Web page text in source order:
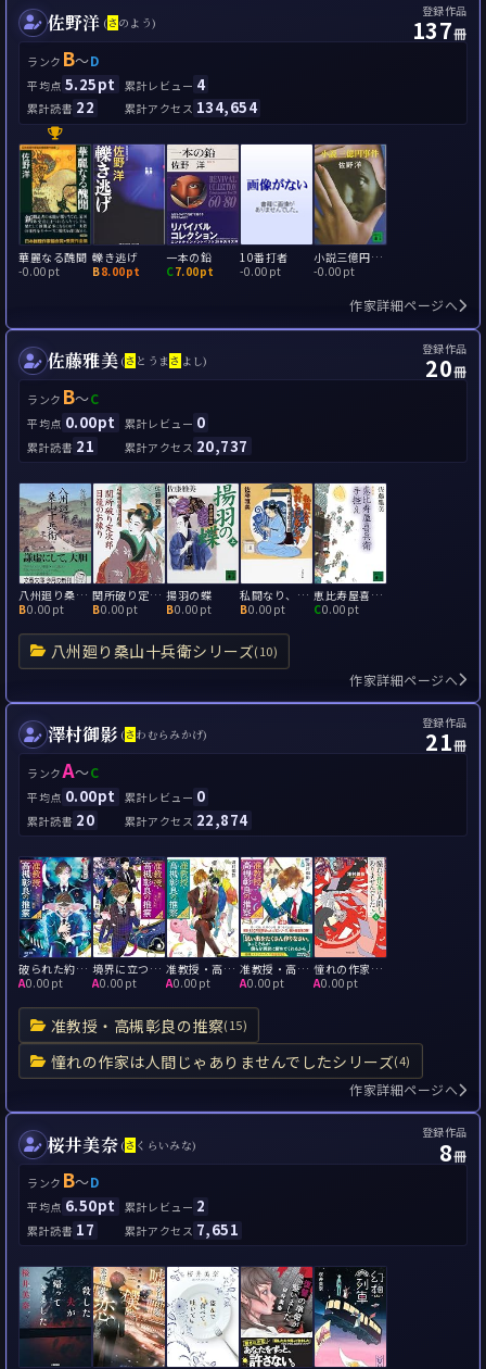
佐野洋 (さ のよう)
登録作品
137冊
ランク B～D
平均点 5.25pt 累計レビュー 4
累計読書 22 累計アクセス 134,654
華麗なる醜聞
-0.00pt
轢き逃げ
B8.00pt
一本の鉛
C7.00pt
10番打者
-0.00pt
小説三億円事件
-0.00pt
作家詳細ページへ
佐藤雅美 (さ とうまさ よし)
登録作品
20冊
ランク B～C
平均点 0.00pt 累計レビュー 0
累計読書 21 累計アクセス 20,737
八州廻り桑山十兵衛シリーズ(10)
八州廻り桑山十兵衛
B0.00pt
関所破り定次郎目籠のお練り
B0.00pt
揚羽の蝶
B0.00pt
私闘なり、敵討ちにあらず
B0.00pt
恵比寿屋喜兵衛手控え
C0.00pt
作家詳細ページへ
澤村御影 (さ わむらみかげ)
登録作品
21冊
ランクA～C
平均点 0.00pt 累計レビュー 0
累計読書 20 累計アクセス 22,874
准教授・高槻彰良の推察(15)
憧れの作家は人間じゃありませんでしたシリーズ(4)
破られた約束: 准教授・高槻彰良の推察12
A0.00pt
境界に立つもの: 准教授・高槻彰良の推察9
A0.00pt
准教授・高槻彰良の推察EX2
A0.00pt
准教授・高槻彰良の推察EX3
A0.00pt
憧れの作家は人間じゃありませんでした4
A0.00pt
作家詳細ページへ
桜井美奈 (さ くらいみな)
登録作品
8冊
ランク B～D
平均点 6.50pt 累計レビュー 2
累計読書 17 累計アクセス 7,651